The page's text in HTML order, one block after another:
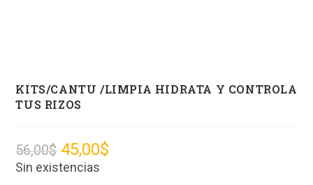
KITS/CANTU /LIMPIA HIDRATA Y CONTROLA
TUS RIZOS
56,00$ 45,00$
Sin existencias